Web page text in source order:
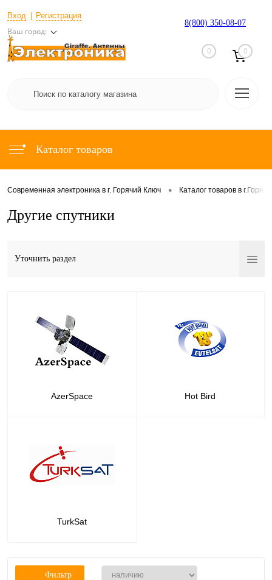
Вход Регистрация
Ваш город:
8(800) 350-08-07
0 0
Каталог товаров
Современная электроника в г. Горячий Ключ • Каталог товаров в
Другие спутники
Уточнить раздел
AzerSpace Hot Bird
TurkSat
Фильтр